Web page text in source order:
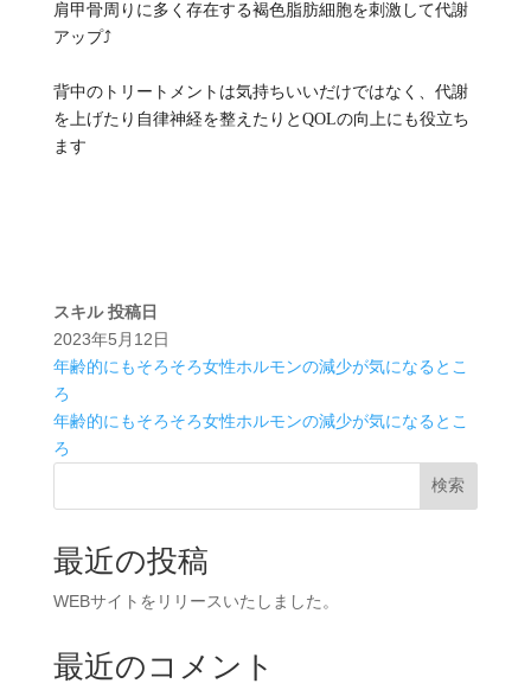
肩甲骨周りに多く存在する褐色脂肪細胞を刺激して代謝
アップ⤴️
背中のトリートメントは気持ちいいだけではなく、代謝
を上げたり自律神経を整えたりとQOLの向上にも役立ち
ます
スキル 投稿日
2023年5月12日
年齢的にもそろそろ女性ホルモンの減少が気になるとこ
ろ
年齢的にもそろそろ女性ホルモンの減少が気になるとこ
ろ
検索
最近の投稿
WEBサイトをリリースいたしました。
最近のコメント